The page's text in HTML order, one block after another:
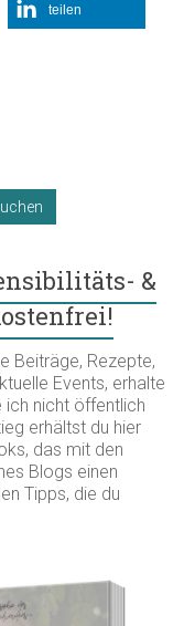
teilen
&
Beiträge, Rezepte,
Events, erhalte
ich nicht öffentlich
erhältst du hier
das mit den
Blogs einen
Tipps, die du